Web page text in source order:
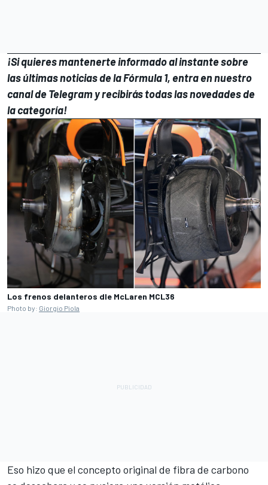
¡Si quieres mantenerte informado al instante sobre
las últimas noticias de la Fórmula 1, entra ennuestro
canal de Telegramy recibirás todas las novedades de
la categoría!
Los frenos delanteros dle McLaren MCL36
Photo by: Giorgio Piola
Eso hizo que el concepto original de fibra de carbono